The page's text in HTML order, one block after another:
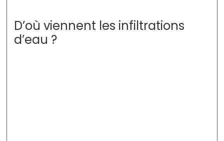
D’où viennent les infiltrations
d’eau ?